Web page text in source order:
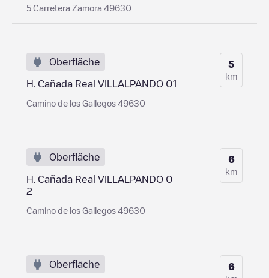
5 Carretera Zamora 49630
Oberfläche
H. Cañada Real VILLALPANDO 01
Camino de los Gallegos 49630
5
km
Oberfläche
H. Cañada Real VILLALPANDO 0
2
Camino de los Gallegos 49630
6
km
Oberfläche 6